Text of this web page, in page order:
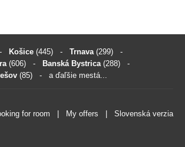
Košice (445) - Trnava (299) -
(606) - Banská Bystrica (288) -
(85) - a ďaľšie mestá...
for room
My offers Slovenská verzia